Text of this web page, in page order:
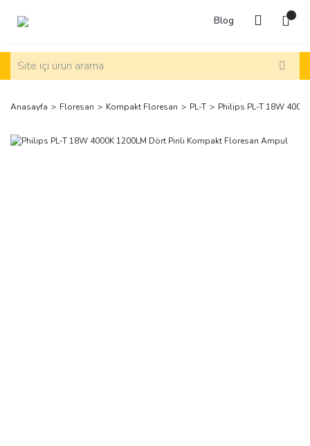
Blog
Anasayfa Floresan Kompakt Floresan PL-T Philips PL-T 18W